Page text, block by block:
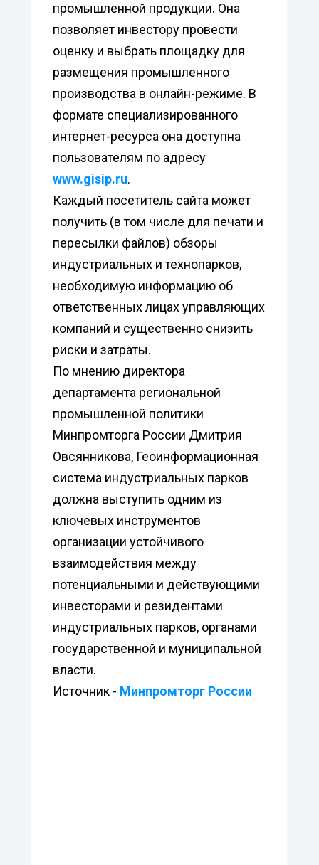
промышленной продукции. Она
позволяет инвестору провести
оценку и выбрать площадку для
размещения промышленного
производства в онлайн-режиме. В
формате специализированного
интернет-ресурса она доступна
пользователям по адресу
www.gisip.ru.
Каждый посетитель сайта может
получить (в том числе для печати и
пересылки файлов) обзоры
индустриальных и технопарков,
необходимую информацию об
ответственных лицах управляющих
компаний и существенно снизить
риски и затраты.
По мнению директора
департамента региональной
промышленной политики
Минпромторга России Дмитрия
Овсянникова, Геоинформационная
система индустриальных парков
должна выступить одним из
ключевых инструментов
организации устойчивого
взаимодействия между
потенциальными и действующими
инвесторами и резидентами
индустриальных парков, органами
государственной и муниципальной
власти.
Источник - Минпромторг России